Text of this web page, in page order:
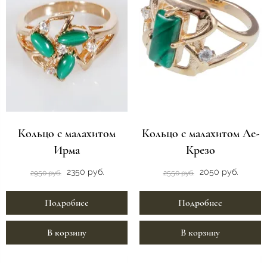
Кольцо с малахитом
Ирма
2950 руб. 2350 руб.
Подробнее
В корзину
Кольцо с малахитом Ле-
Крезо
2550 руб. 2050 руб.
Подробнее
В корзину